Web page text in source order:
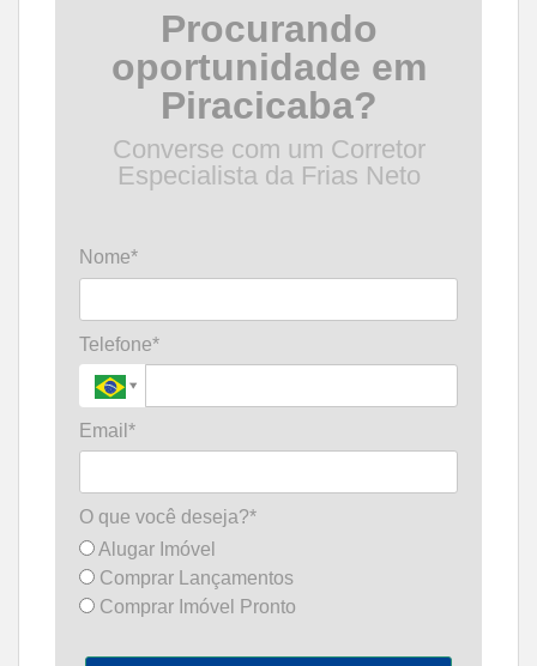
Procurando
oportunidade em
Piracicaba?
Converse com um Corretor
Especialista da Frias Neto
Nome*
Telefone*
Email*
O que você deseja?*
Alugar Imóvel
Comprar Lançamentos
Comprar Imóvel Pronto